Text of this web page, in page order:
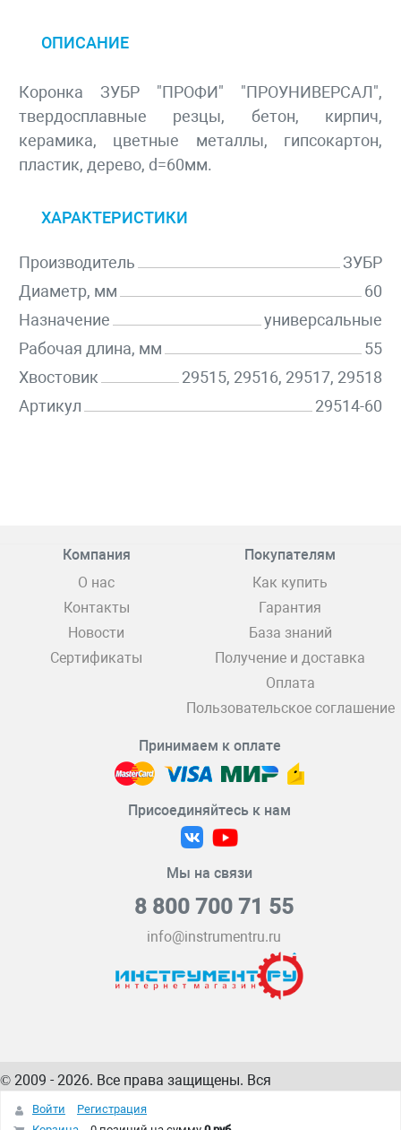
ОПИСАНИЕ
Коронка ЗУБР "ПРОФИ" "ПРОУНИВЕРСАЛ",
твердосплавные резцы, бетон, кирпич,
керамика, цветные металлы, гипсокартон,
пластик, дерево, d=60мм.
ХАРАКТЕРИСТИКИ
Производитель
ЗУБР
Диаметр, мм
60
Назначение
универсальные
Рабочая длина, мм
55
Хвостовик
29515, 29516, 29517, 29518
Артикул
29514-60
Компания
О нас
Контакты
Новости
Сертификаты
Покупателям
Как купить
Гарантия
База знаний
Получение и доставка
Оплата
Пользовательское соглашение
Принимаем к оплате
Присоединяйтесь к нам
Мы на связи
8 800 700 71 55
info@instrumentru.ru
© 2009 - 2026. Все права защищены. Вся
информация на сайте – собственность
интернет-магазина
Войти
Регистрация